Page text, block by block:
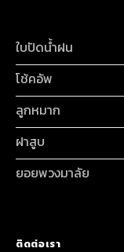
ใบปัดน้ำฝน
โช้คอัพ
ลูกหมาก
ฝาสูบ
ยอยพวงมาลัย
ติดต่อเรา